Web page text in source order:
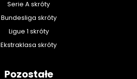
Serie A skróty
Bundesliga skróty
Ligue 1 skróty
Ekstraklasa skróty
Pozostałe